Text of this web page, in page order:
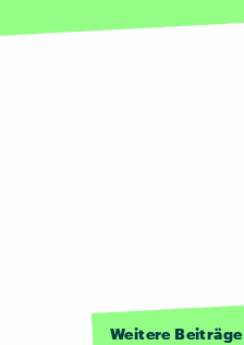
Weitere Beiträge